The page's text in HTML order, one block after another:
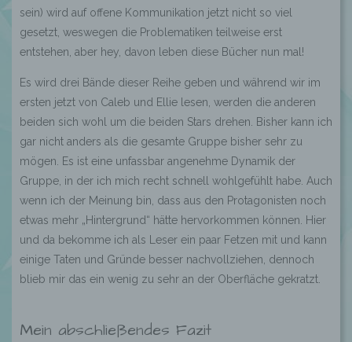
sein) wird auf offene Kommunikation jetzt nicht so viel
gesetzt, weswegen die Problematiken teilweise erst
entstehen, aber hey, davon leben diese Bücher nun mal!
Es wird drei Bände dieser Reihe geben und während wir im
ersten jetzt von Caleb und Ellie lesen, werden die anderen
beiden sich wohl um die beiden Stars drehen. Bisher kann ich
gar nicht anders als die gesamte Gruppe bisher sehr zu
mögen. Es ist eine unfassbar angenehme Dynamik der
Gruppe, in der ich mich recht schnell wohlgefühlt habe. Auch
wenn ich der Meinung bin, dass aus den Protagonisten noch
etwas mehr „Hintergrund“ hätte hervorkommen können. Hier
und da bekomme ich als Leser ein paar Fetzen mit und kann
einige Taten und Gründe besser nachvollziehen, dennoch
blieb mir das ein wenig zu sehr an der Oberfläche gekratzt.
Mein abschließendes Fazit